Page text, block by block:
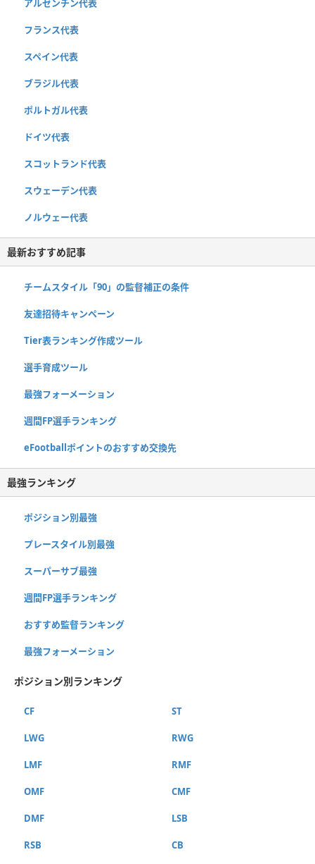
アルゼンチン代表
フランス代表
スペイン代表
ブラジル代表
ポルトガル代表
ドイツ代表
スコットランド代表
スウェーデン代表
ノルウェー代表
最新おすすめ記事
チームスタイル「90」の監督補正の条件
友達招待キャンペーン
Tier表ランキング作成ツール
選手育成ツール
最強フォーメーション
週間FP選手ランキング
eFootballポイントのおすすめ交換先
最強ランキング
ポジション別最強
プレースタイル別最強
スーパーサブ最強
週間FP選手ランキング
おすすめ監督ランキング
最強フォーメーション
ポジション別ランキング
CF ST
LWG RWG
LMF RMF
OMF CMF
DMF LSB
RSB CB